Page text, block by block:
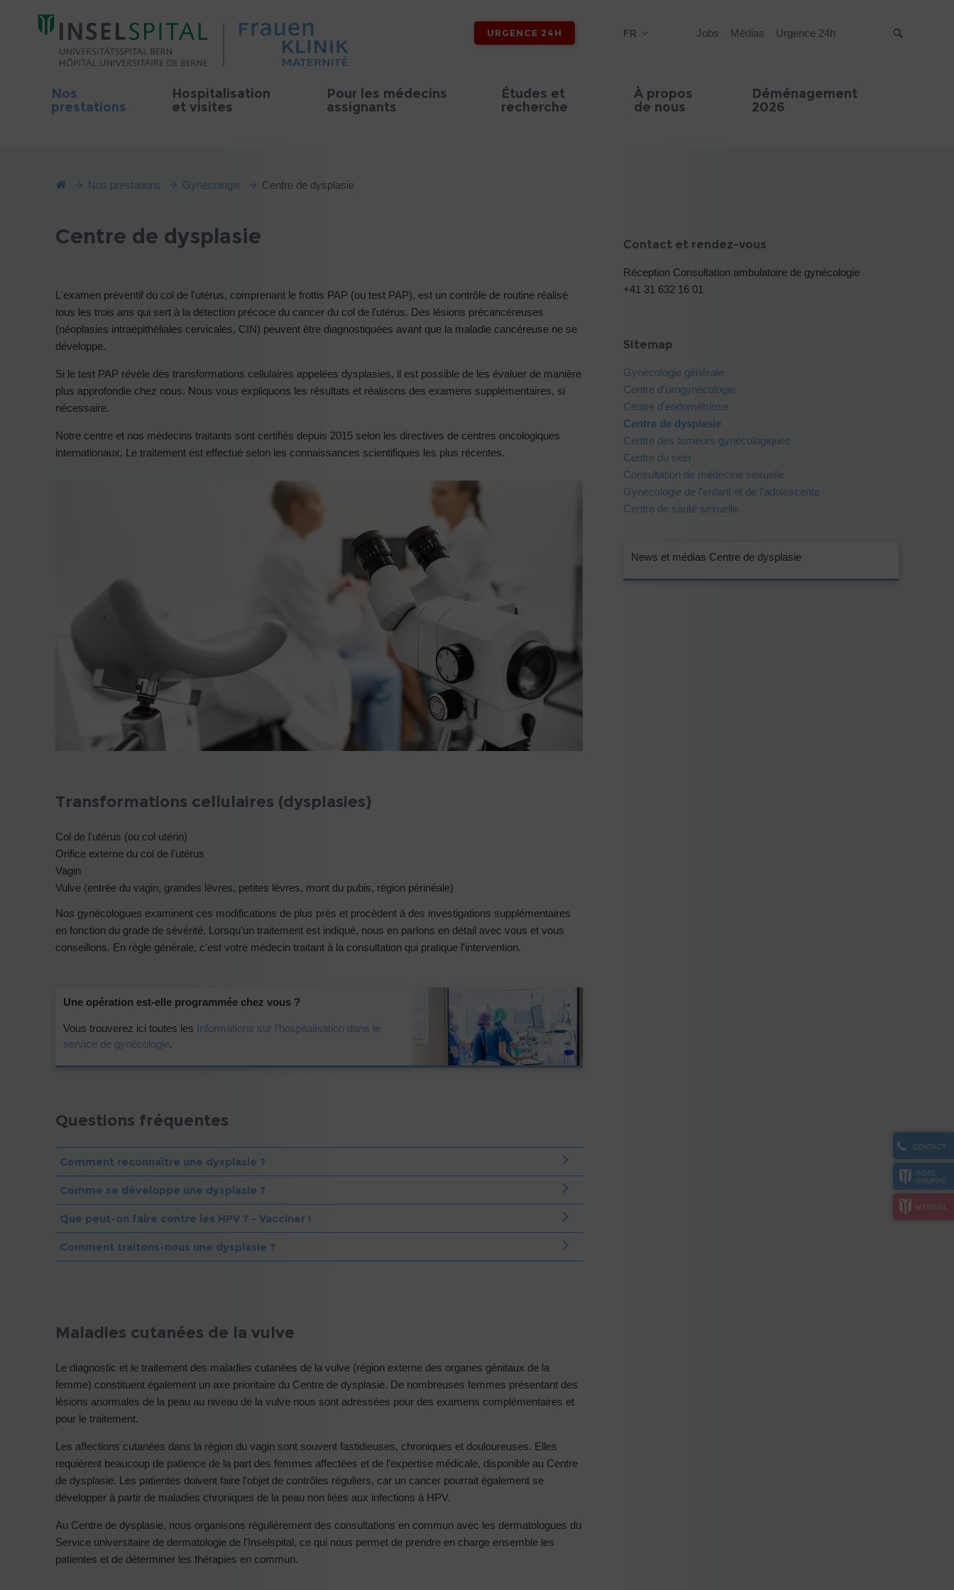
URGENCE 24H FR Jobs Médias Urgence 24h
Nos
prestations
Hospitalisation
et visites
Pour les médecins
assignants
Études et
recherche
À propos
de nous
Déménagement
2026
CONTACT
INSEL
GRUPPE
MYINSEL
Nos prestations Gynécologie Centre de dysplasie
Centre de dysplasie
L'examen préventif du col de l'utérus, comprenant le frottis PAP (ou test PAP), est un contrôle de routine réalisé
tous les trois ans qui sert à la détection précoce du cancer du col de l'utérus. Des lésions précancéreuses
(néoplasies intraépithéliales cervicales, CIN) peuvent être diagnostiquées avant que la maladie cancéreuse ne se
développe.
Si le test PAP révèle des transformations cellulaires appelées dysplasies, il est possible de les évaluer de manière
plus approfondie chez nous. Nous vous expliquons les résultats et réalisons des examens supplémentaires, si
nécessaire.
Notre centre et nos médecins traitants sont certifiés depuis 2015 selon les directives de centres oncologiques
internationaux. Le traitement est effectué selon les connaissances scientifiques les plus récentes.
Transformations cellulaires (dysplasies)
Col de l'utérus (ou col utérin)
Orifice externe du col de l'utérus
Vagin
Vulve (entrée du vagin, grandes lèvres, petites lèvres, mont du pubis, région périnéale)
Nos gynécologues examinent ces modifications de plus près et procèdent à des investigations supplémentaires
en fonction du grade de sévérité. Lorsqu'un traitement est indiqué, nous en parlons en détail avec vous et vous
conseillons. En règle générale, c'est votre médecin traitant à la consultation qui pratique l'intervention.
Une opération est-elle programmée chez vous ?
Vous trouverez ici toutes les Informations sur l'hospitalisation dans le
service de gynécologie.
Questions fréquentes
Comment reconnaître une dysplasie ?
Comme se développe une dysplasie ?
Que peut-on faire contre les HPV ? - Vacciner !
Comment traitons-nous une dysplasie ?
Maladies cutanées de la vulve
Le diagnostic et le traitement des maladies cutanées de la vulve (région externe des organes génitaux de la
femme) constituent également un axe prioritaire du Centre de dysplasie. De nombreuses femmes présentant des
lésions anormales de la peau au niveau de la vulve nous sont adressées pour des examens complémentaires et
pour le traitement.
Les affections cutanées dans la région du vagin sont souvent fastidieuses, chroniques et douloureuses. Elles
requièrent beaucoup de patience de la part des femmes affectées et de l’expertise médicale, disponible au Centre
de dysplasie. Les patientes doivent faire l'objet de contrôles réguliers, car un cancer pourrait également se
développer à partir de maladies chroniques de la peau non liées aux infections à HPV.
Au Centre de dysplasie, nous organisons régulièrement des consultations en commun avec les dermatologues du
Service universitaire de dermatologie de l'Inselspital, ce qui nous permet de prendre en charge ensemble les
patientes et de déterminer les thérapies en commun.
Contact et rendez-vous
Réception Consultation ambulatoire de gynécologie
+41 31 632 16 01
Sitemap
Gynécologie générale
Centre d'urogynécologie
Centre d'endométriose
Centre de dysplasie
Centre des tumeurs gynécologiques
Centre du sein
Consultation de médecine sexuelle
Gynécologie de l'enfant et de l'adolescente
Centre de santé sexuelle
News et médias Centre de dysplasie